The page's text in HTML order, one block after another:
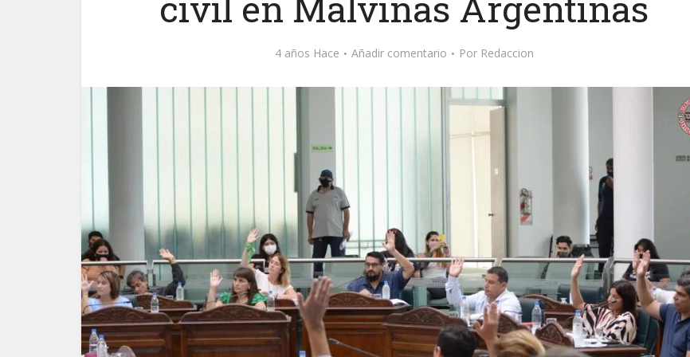
4 años Hace Añadir comentario Por Redaccion